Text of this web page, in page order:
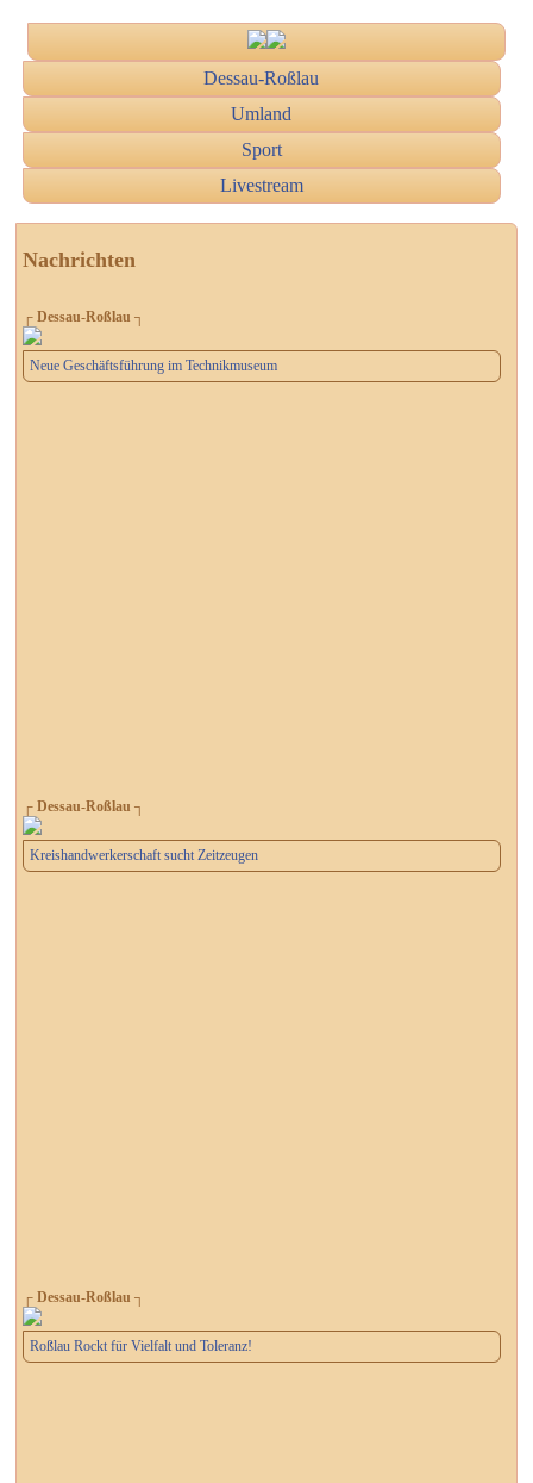
Dessau-Roßlau
Umland
Sport
Livestream
Nachrichten
┌ Dessau-Roßlau ┐
Neue Geschäftsführung im Technikmuseum
┌ Dessau-Roßlau ┐
Kreishandwerkerschaft sucht Zeitzeugen
┌ Dessau-Roßlau ┐
Roßlau Rockt für Vielfalt und Toleranz!